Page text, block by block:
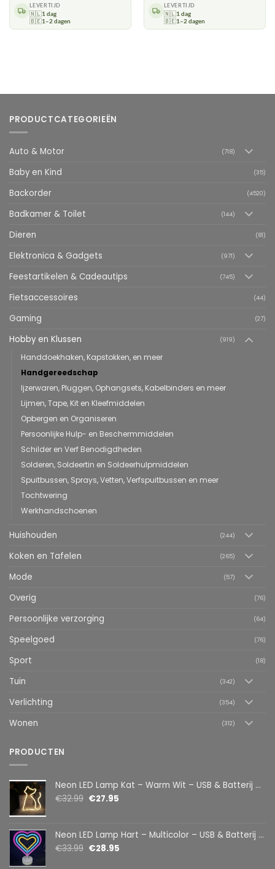
LEVERTIJD
🇳🇱1 dag
🇧🇪1–2 dagen
LEVERTIJD
🇳🇱1 dag
🇧🇪1–2 dagen
PRODUCTCATEGORIEËN
Auto & Motor (718)
Baby en Kind (35)
Backorder (4520)
Badkamer & Toilet (144)
Dieren (81)
Elektronica & Gadgets (971)
Feestartikelen & Cadeautips (745)
Fietsaccessoires (44)
Gaming (27)
Hobby en Klussen (919)
Handdoekhaken, Kapstokken, en meer
Handgereedschap
Ijzerwaren, Pluggen, Ophangsets, Kabelbinders en meer
Lijmen, Tape, Kit en Kleefmiddelen
Opbergen en Organiseren
Persoonlijke Hulp- en Beschermmiddelen
Schilder en Verf Benodigdheden
Solderen, Soldeertin en Soldeerhulpmiddelen
Spuitbussen, Sprays, Vetten, Verfspuitbussen en meer
Tochtwering
Werkhandschoenen
Huishouden (244)
Koken en Tafelen (265)
Mode (57)
Overig (76)
Persoonlijke verzorging (64)
Speelgoed (76)
Sport (18)
Tuin (342)
Verlichting (354)
Wonen (312)
PRODUCTEN
Neon LED Lamp Kat – Warm Wit – USB & Batterij – Decoratieve Tafellamp voor Kinderkamer – 28,5 x 24,5 cm
€32.99 €27.95
Neon LED Lamp Hart – Multicolor – USB & Batterij – Hartvormige Sfeerlamp – Kinderkamer & Slaapkamer – 25,2 x 23 cm
€33.99 €28.95